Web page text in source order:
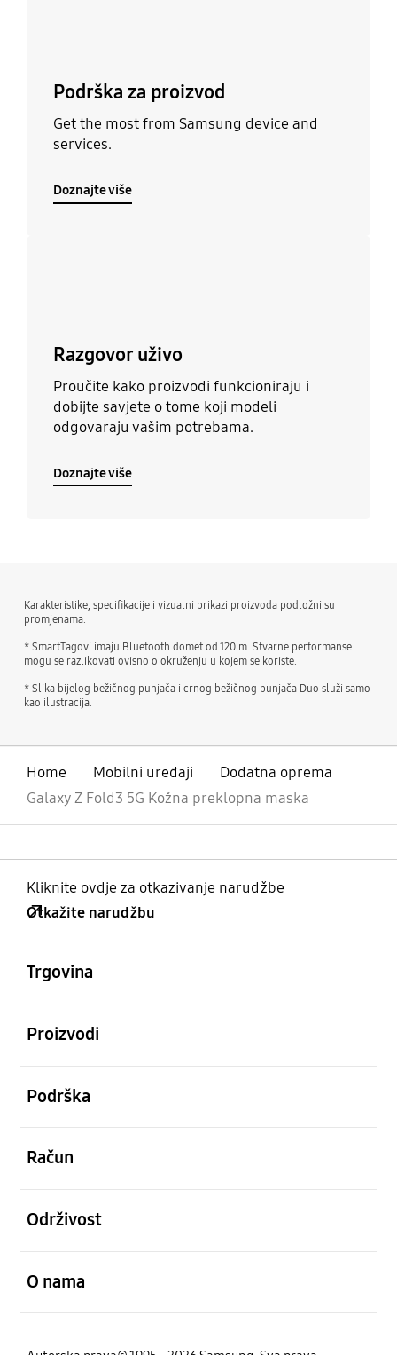
Podrška za proizvod
Get the most from Samsung device and
services.
Doznajte više
Razgovor uživo
Proučite kako proizvodi funkcioniraju i
dobijte savjete o tome koji modeli
odgovaraju vašim potrebama.
Doznajte više
Karakteristike, specifikacije i vizualni prikazi proizvoda podložni su
promjenama.
* SmartTagovi imaju Bluetooth domet od 120 m. Stvarne performanse
mogu se razlikovati ovisno o okruženju u kojem se koriste.
* Slika bijelog bežičnog punjača i crnog bežičnog punjača Duo služi samo
kao ilustracija.
Home Mobilni uređaji
Dodatna oprema
Galaxy Z Fold3 5G Kožna preklopna maska
Kliknite ovdje za otkazivanje narudžbe
Otkažite narudžbu
Trgovina
Proizvodi
Podrška
Račun
Održivost
O nama